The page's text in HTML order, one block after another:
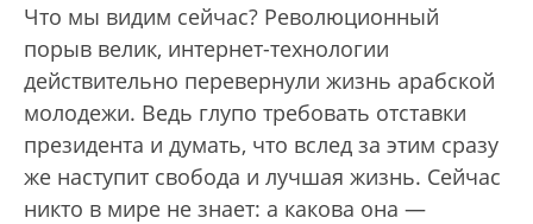
Что мы видим сейчас? Революционный
порыв велик, интернет-технологии
действительно перевернули жизнь арабской
молодежи. Ведь глупо требовать отставки
президента и думать, что вслед за этим сразу
же наступит свобода и лучшая жизнь. Сейчас
никто в мире не знает: а какова она —